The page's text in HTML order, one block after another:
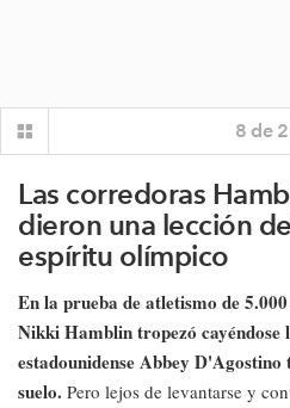
8 de
Las corredoras
dieron una lección
espíritu olímpico
En la prueba de atletismo de
Nikki Hamblin tropezó cayéndose
estadounidense Abbey
suelo. Pero lejos de levantarse y